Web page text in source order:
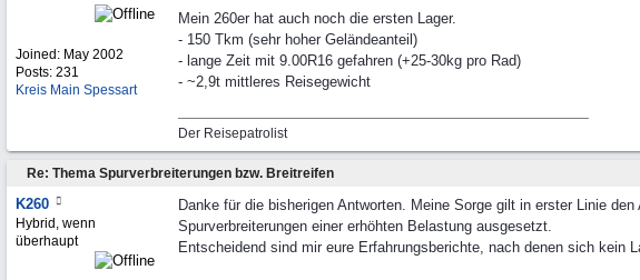
Joined: May 2002
Posts: 231
Kreis Main Spessart
Mein 260er hat auch noch die ersten Lager.
- 150 Tkm (sehr hoher Geländeanteil)
- lange Zeit mit 9.00R16 gefahren (+25-30kg pro Rad)
- ~2,9t mittleres Reisegewicht
Der Reisepatrolist
Re: Thema Spurverbreiterungen bzw. Breitreifen
K260
Hybrid, wenn
überhaupt
Danke für die bisherigen Antworten. Meine Sorge gilt in erster Linie
Spurverbreiterungen einer erhöhten Belastung ausgesetzt.
Entscheidend sind mir eure Erfahrungsberichte, nach denen sich kein